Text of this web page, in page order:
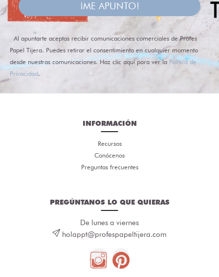
¡ME APUNTO!
Al apuntarte aceptas recibir comunicaciones comerciales de Profes
Papel Tijera. Puedes retirar el consentimiento en cualquier momento
desde nuestras comunicaciones. Haz clic aquí para ver la Política de
Privacidad.
INFORMACIÓN
Recursos
Conócenos
Preguntas frecuentes
PREGÚNTANOS LO QUE QUIERAS
De lunes a viernes
holappt@profespapeltijera.com